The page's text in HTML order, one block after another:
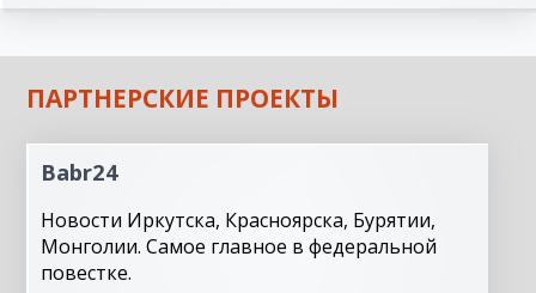
ПАРТНЕРСКИЕ ПРОЕКТЫ
Babr24
Новости Иркутска, Красноярска, Бурятии,
Монголии. Самое главное в федеральной
повестке.